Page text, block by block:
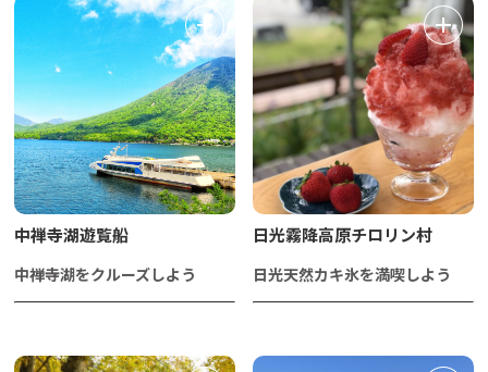
中禅寺湖遊覧船
中禅寺湖をクルーズしよう
日光霧降高原チロリン村
日光天然カキ氷を満喫しよう